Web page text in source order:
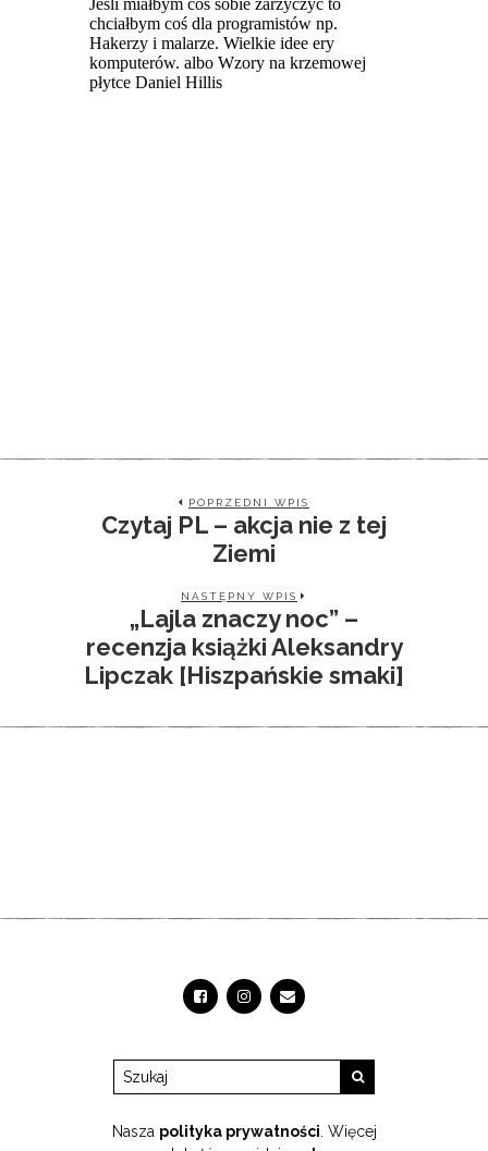
POPRZEDNI WPIS
Czytaj PL – akcja nie z tej
Ziemi
NASTĘPNY WPIS
„Lajla znaczy noc” –
recenzja książki Aleksandry
Lipczak [Hiszpańskie smaki]
Nasza polityka prywatności . Więcej